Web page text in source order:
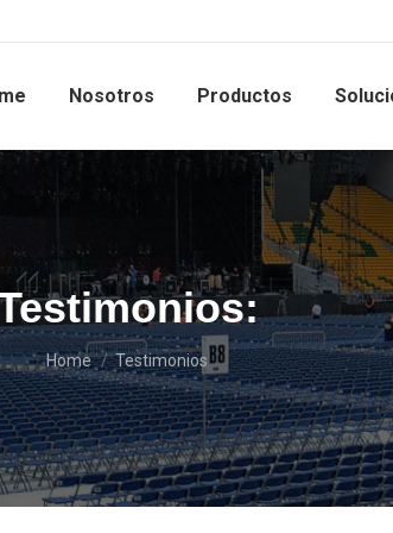
Nosotros Productos
You are here:
Home Testimonios